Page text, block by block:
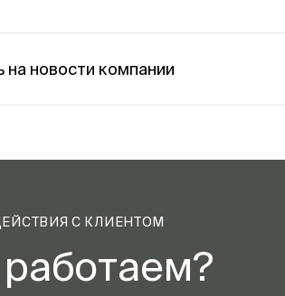
новости компании
С КЛИЕНТОМ